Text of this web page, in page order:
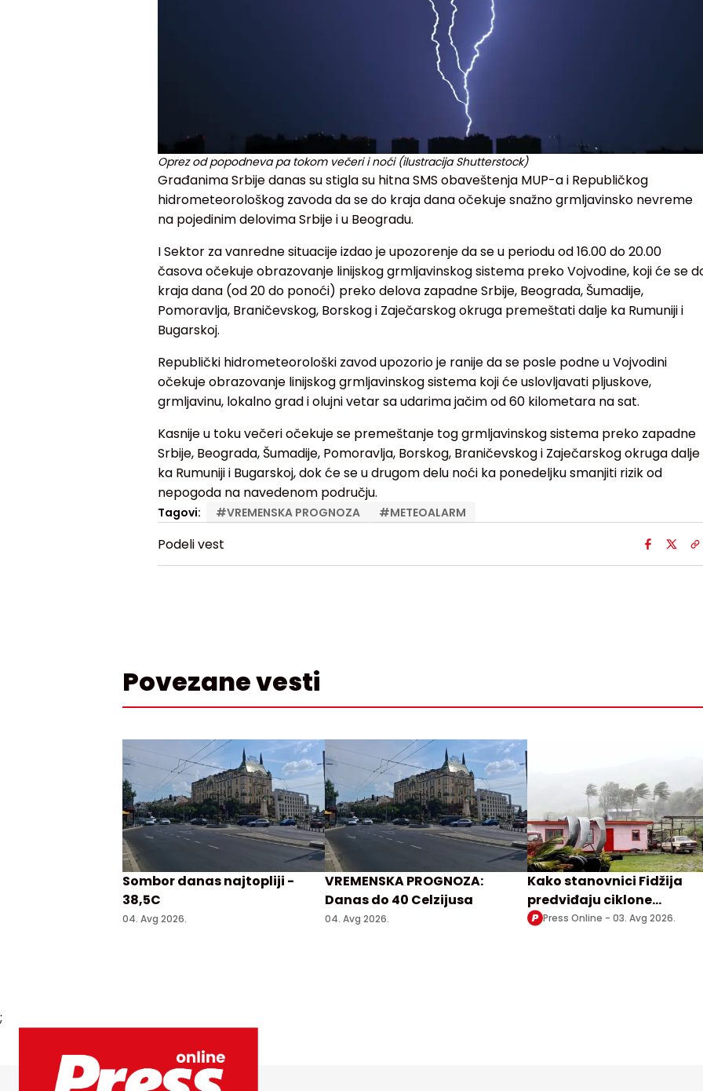
Oprez od popodneva pa tokom večeri i noći (ilustracija Shutterstock)
Građanima Srbije danas su stigla su hitna SMS obaveštenja MUP-a i Republičkog
hidrometeorološkog zavoda da se do kraja dana očekuje snažno grmljavinsko nevreme
na pojedinim delovima Srbije i u Beogradu.
I Sektor za vanredne situacije izdao je upozorenje da se u periodu od 16.00 do 20.00
časova očekuje obrazovanje linijskog grmljavinskog sistema preko Vojvodine, koji će se
kraja dana (od 20 do ponoći) preko delova zapadne Srbije, Beograda, Šumadije,
Pomoravlja, Braničevskog, Borskog i Zaječarskog okruga premeštati dalje ka Rumuniji i
Bugarskoj.
Republički hidrometeorološki zavod upozorio je ranije da se posle podne u Vojvodini
očekuje obrazovanje linijskog grmljavinskog sistema koji će uslovljavati pljuskove,
grmljavinu, lokalno grad i olujni vetar sa udarima jačim od 60 kilometara na sat.
Kasnije u toku večeri očekuje se premeštanje tog grmljavinskog sistema preko zapadne
Srbije, Beograda, Šumadije, Pomoravlja, Borskog, Braničevskog i Zaječarskog okruga dalje
ka Rumuniji i Bugarskoj, dok će se u drugom delu noći ka ponedeljku smanjiti rizik od
nepogoda na navedenom području.
Tagovi: #VREMENSKA PROGNOZA #METEOALARM
Podeli vest
Povezane vesti
Sombor danas najtopliji -
38,5C
04. Avg 2026.
VREMENSKA PROGNOZA:
Danas do 40 Celzijusa
04. Avg 2026.
Kako stanovnici Fidžija
predviđaju ciklone
posmatrajući pčele i ptice
Press Online - 03. Avg 2026.
;